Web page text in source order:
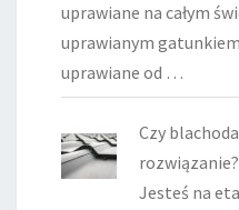
uprawiane na całym
uprawianym
uprawiane od …
Czy
rozwiązanie?
Jesteś na